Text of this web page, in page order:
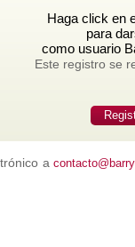
Haga click en
para
como usuario
Este registro se
a